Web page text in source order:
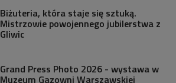
Biżuteria, która staje się sztuką.
Mistrzowie powojennego jubilerstwa z
Gliwic
Grand Press Photo 2026 - wystawa w
Muzeum Gazowni Warszawskiej